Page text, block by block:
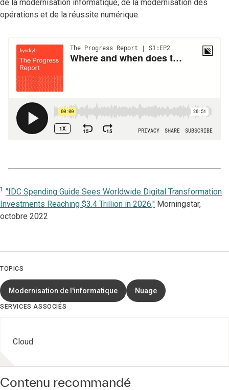
de la modernisation informatique, de la modernisation des
opérations et de la réussite numérique.
1 "IDC Spending Guide Sees Worldwide Digital Transformation
Investments Reaching $3.4 Trillion in 2026," Morningstar,
octobre 2022
TOPICS
Modernisation de l'informatique Nuage
SERVICES ASSOCIÉS
Cloud
Contenu recommandé